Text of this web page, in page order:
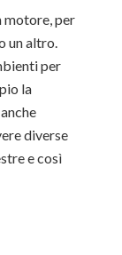
motore, per
un altro.
per
la
diverse
e così